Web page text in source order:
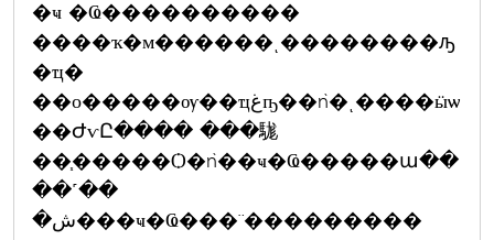
�ҹ �Ҩ����������
����ҡ�м������ͺ��������ԡ
�ҵ�
��о�����ѹ��ҵغҧ��ǹ�ͺ����ӹѡ
��ԺѵԸ���� ���駹
��֧�����Ѻ�ǹ��ҹ�Ҩ�����ա��
��˹��
�ش���ҹ�Ҩ���¨���������